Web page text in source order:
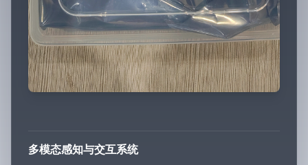
多模态感知与交互系统